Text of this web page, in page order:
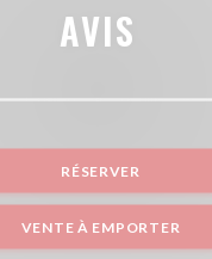
AVIS
RÉSERVER
VENTE À EMPORTER